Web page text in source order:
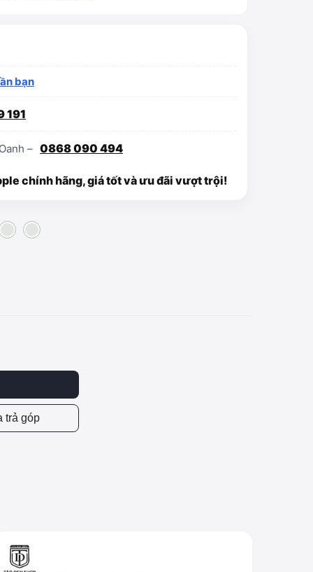
bạn
191
– 0868 090 494
chính hãng, giá tốt và ưu đãi vượt trội!
trả góp